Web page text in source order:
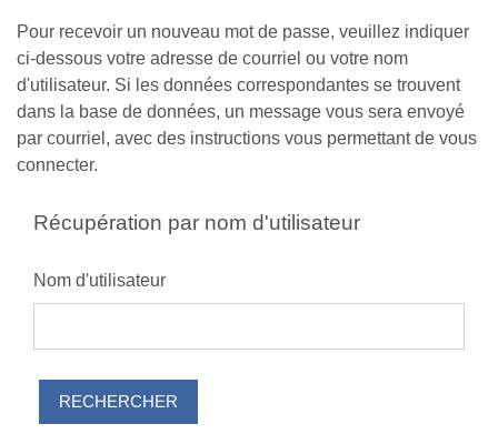
Pour recevoir un nouveau mot de passe, veuillez indiquer
ci-dessous votre adresse de courriel ou votre nom
d'utilisateur. Si les données correspondantes se trouvent
dans la base de données, un message vous sera envoyé
par courriel, avec des instructions vous permettant de vous
connecter.
Récupération par nom d'utilisateur
Nom d'utilisateur